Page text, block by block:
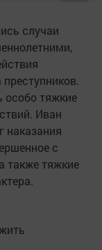
случаи
особо тяжкие
Иван
наказания
с
также тяжкие